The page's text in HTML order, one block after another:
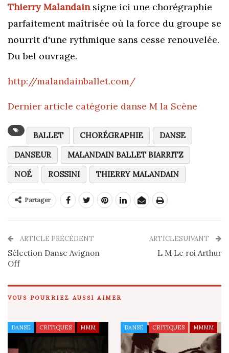
Thierry Malandainsigne ici une chorégraphie
parfaitement maîtrisée où la force du groupe se
nourrit d'une rythmique sans cesse renouvelée.
Du bel ouvrage.
http://malandainballet.com/
Dernier article catégorie danse M la Scène
BALLET CHORÉGRAPHIE
DANSE
DANSEUR
MALANDAIN BALLET BIARRITZ
NOÉ
ROSSINI THIERRY MALANDAIN
Partager
ARTICLE PRÉCÉDENT
Sélection Danse Avignon
Off
ARTICLESUIVANT
L M Le roi Arthur
VOUS POURRIEZ AUSSI AIMER
DANSE CRITIQUES MMM DANSE CRITIQUES MMMM